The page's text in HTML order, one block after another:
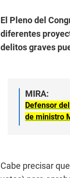
El Pleno del
diferentes
delitos graves
MIRA:
Defensor
de ministro
Cabe precisar